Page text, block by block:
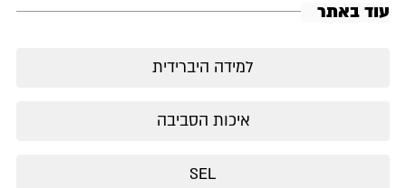
עוד באתר
למידה היברידית
איכות הסביבה
SEL